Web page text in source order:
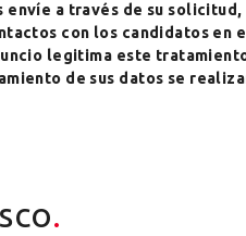
a través de su solicitud,
con los candidatos en
legitima este
de sus datos se
.